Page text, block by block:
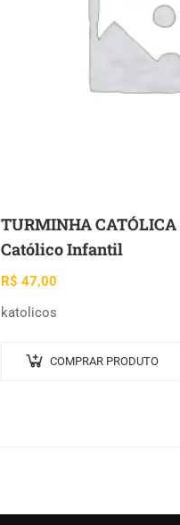
TURMINHA
Católico Infantil
R$ 47,00
katolicos
COMPRAR PRODUTO